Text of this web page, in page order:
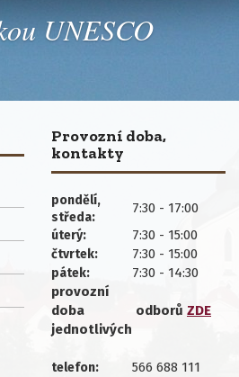
UNESCO
Provozní doba,
kontakty
pondělí,
středa:
7:30 - 17:00
úterý: 7:30 - 15:00
čtvrtek: 7:30 - 15:00
pátek:
7:30 - 14:30
provozní
doba
jednotlivých
odborů ZDE
telefon: 566 688 111